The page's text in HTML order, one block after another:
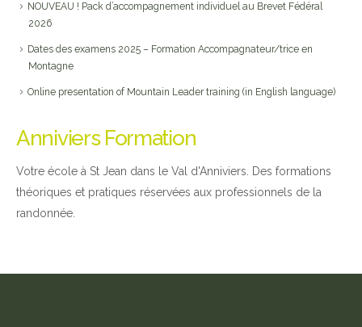
NOUVEAU ! Pack d’accompagnement individuel au Brevet Fédéral
2026
Dates des examens 2025 – Formation Accompagnateur/trice en
Montagne
Online presentation of Mountain Leader training (in English language)
Anniviers Formation
Votre école à St Jean dans le Val d'Anniviers. Des formations
théoriques et pratiques réservées aux professionnels de la
randonnée.